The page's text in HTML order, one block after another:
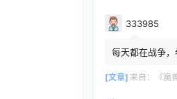
333985
每天都在战争
[文章] 来自： 《魔兽